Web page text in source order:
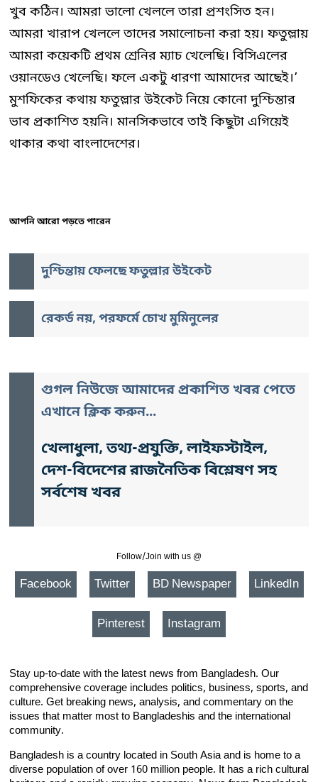
খুব কঠিন। আমরা ভালো খেললে তারা প্রশংসিত হন।
আমরা খারাপ খেললে তাদের সমালোচনা করা হয়। ফতুল্লায়
আমরা কয়েকটি প্রথম শ্রেনির ম্যাচ খেলেছি। বিসিএলের
ওয়ানডেও খেলেছি। ফলে একটু ধারণা আমাদের আছেই।’
মুশফিকের কথায় ফতুল্লার উইকেট নিয়ে কোনো দুশ্চিন্তার
ভাব প্রকাশিত হয়নি। মানসিকভাবে তাই কিছুটা এগিয়েই
থাকার কথা বাংলাদেশের।
আপনি আরো পড়তে পারেন
দুশ্চিন্তায় ফেলছে ফতুল্লার উইকেট
রেকর্ড নয়, পরফর্মে চোখ মুমিনুলের
গুগল নিউজে আমাদের প্রকাশিত খবর পেতে
এখানে ক্লিক করুন...
খেলাধুলা, তথ্য-প্রযুক্তি, লাইফস্টাইল,
দেশ-বিদেশের রাজনৈতিক বিশ্লেষণ সহ
সর্বশেষ খবর
Follow/Join with us @
Facebook Twitter BD Newspaper LinkedIn
Pinterest Instagram
Stay up-to-date with the latest news from Bangladesh. Our
comprehensive coverage includes politics, business, sports, and
culture. Get breaking news, analysis, and commentary on the
issues that matter most to Bangladeshis and the international
community.
Bangladesh is a country located in South Asia and is home to a
diverse population of over 160 million people. It has a rich cultural